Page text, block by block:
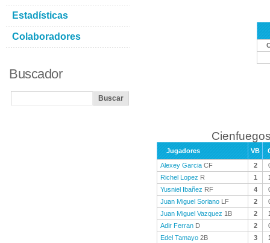
Jugadores VB
Alexey Garcia CF 2
Richel Lopez R 1
Yusniel Ibañez RF 4
Juan Miguel Soriano LF 2
Juan Miguel Vazquez 1B 2
Adir Ferran D 2
Edel Tamayo 2B 3
Estadísticas
Colaboradores
Buscador